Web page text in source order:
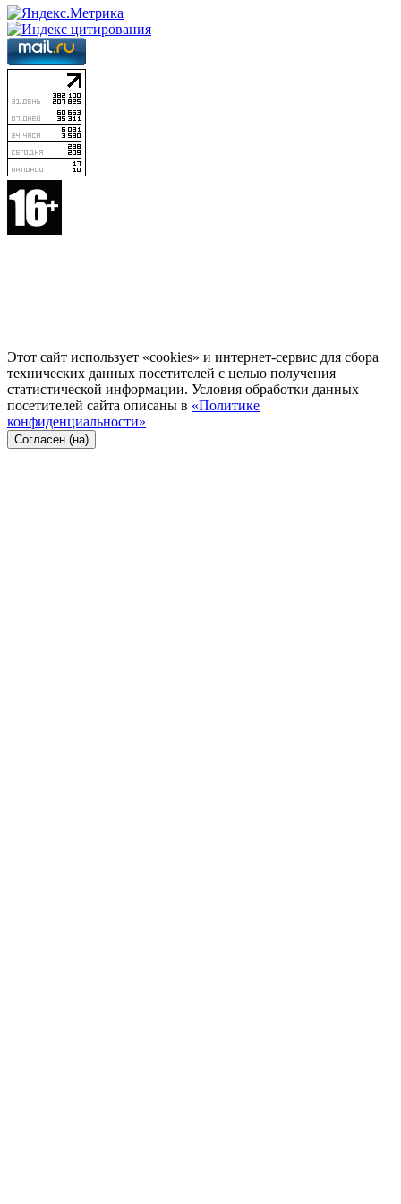
Этот сайт использует «cookies» и интернет-сервис для сбора
технических данных посетителей с целью получения
статистической информации. Условия обработки данных
посетителей сайта описаны в «Политике
конфиденциальности»
Согласен (на)